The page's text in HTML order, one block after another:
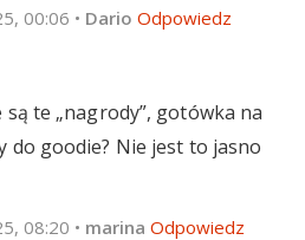
00:06 • Dario Odpowiedz
te „nagrody”, gotówka na
do goodie? Nie jest to jasno
08:20 • marina Odpowiedz